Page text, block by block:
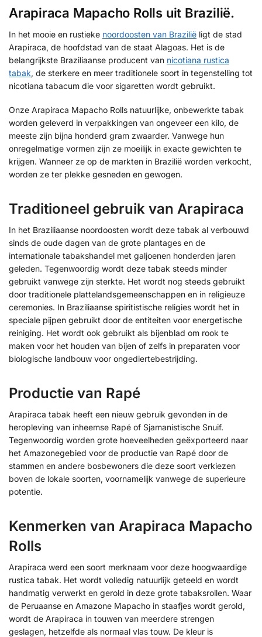
Arapiraca Mapacho Rolls uit Brazilië.
In het mooie en rustieke noordoosten van Brazilië ligt de stad
Arapiraca, de hoofdstad van de staat Alagoas. Het is de
belangrijkste Braziliaanse producent van nicotiana rustica
tabak, de sterkere en meer traditionele soort in tegenstelling tot
nicotiana tabacum die voor sigaretten wordt gebruikt.
Onze Arapiraca Mapacho Rolls natuurlijke, onbewerkte tabak
worden geleverd in verpakkingen van ongeveer een kilo, de
meeste zijn bijna honderd gram zwaarder. Vanwege hun
onregelmatige vormen zijn ze moeilijk in exacte gewichten te
krijgen. Wanneer ze op de markten in Brazilië worden verkocht,
worden ze ter plekke gesneden en gewogen.
Traditioneel gebruik van Arapiraca
In het Braziliaanse noordoosten wordt deze tabak al verbouwd
sinds de oude dagen van de grote plantages en de
internationale tabakshandel met galjoenen honderden jaren
geleden. Tegenwoordig wordt deze tabak steeds minder
gebruikt vanwege zijn sterkte. Het wordt nog steeds gebruikt
door traditionele plattelandsgemeenschappen en in religieuze
ceremonies. In Braziliaanse spiritistische religies wordt het in
speciale pijpen gebruikt door de entiteiten voor energetische
reiniging. Het wordt ook gebruikt als bijenblad om rook te
maken voor het houden van bijen of zelfs in preparaten voor
biologische landbouw voor ongediertebestrijding.
Productie van Rapé
Arapiraca tabak heeft een nieuw gebruik gevonden in de
heropleving van inheemse Rapé of Sjamanistische Snuif.
Tegenwoordig worden grote hoeveelheden geëxporteerd naar
het Amazonegebied voor de productie van Rapé door de
stammen en andere bosbewoners die deze soort verkiezen
boven de lokale soorten, voornamelijk vanwege de superieure
potentie.
Kenmerken van Arapiraca Mapacho
Rolls
Arapiraca werd een soort merknaam voor deze hoogwaardige
rustica tabak. Het wordt volledig natuurlijk geteeld en wordt
handmatig verwerkt en gerold in deze grote tabaksrollen. Waar
de Peruaanse en Amazone Mapacho in staafjes wordt gerold,
wordt de Arapiraca in touwen van meerdere strengen
geslagen, hetzelfde als normaal vlas touw. De kleur is